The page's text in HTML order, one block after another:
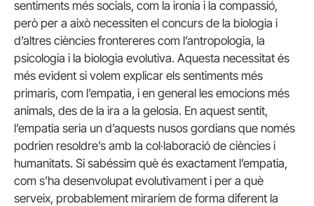
sentiments més socials, com la ironia i la compassió,
però per a això necessiten el concurs de la biologia i
d’altres ciències frontereres com l’antropologia, la
psicologia i la biologia evolutiva. Aquesta necessitat és
més evident si volem explicar els sentiments més
primaris, com l’empatia, i en general les emocions més
animals, des de la ira a la gelosia. En aquest sentit,
l’empatia seria un d’aquests nusos gordians que només
podrien resoldre’s amb la col·laboració de ciències i
humanitats. Si sabéssim què és exactament l’empatia,
com s’ha desenvolupat evolutivament i per a què
serveix, probablement miraríem de forma diferent la